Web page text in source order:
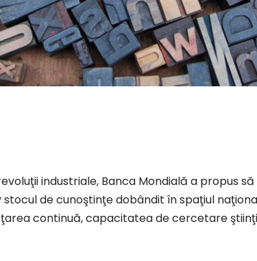
industriale, Banca Mondială a propus
de cunoştinţe dobândit în spaţiul
continuă, capacitatea de cercetare